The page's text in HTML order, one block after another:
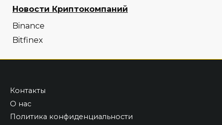
Новости Криптокомпаний
Binance
Bitfinex
Контакты
О нас
Политика конфиденциальности